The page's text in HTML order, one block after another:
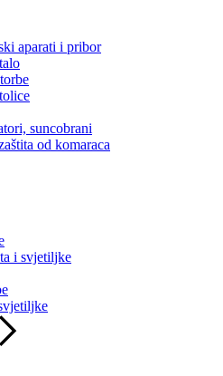
aparati i pribor
suncobrani
od komaraca
i svjetiljke